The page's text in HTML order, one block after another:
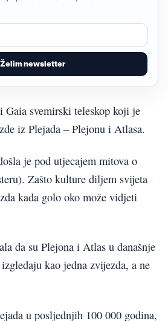
Želim newsletter
Gaia svemirski teleskop koji je
iz Plejada – Plejonu i Atlasa.
je pod utjecajem mitova o
Zašto kulture diljem svijeta
kada golo oko može vidjeti
da su Plejona i Atlas u današnje
kao jedna zvijezda, a ne
u posljednjih 100 000 godina,